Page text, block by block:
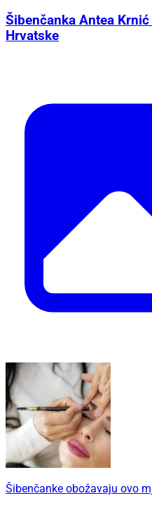
Šibenčanka Antea
Hrvatske
Šibenčanke obožavaju ovo